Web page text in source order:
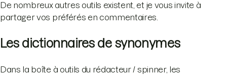
De nombreux autres outils existent, et je vous invite à
partager vos préférés en commentaires.
Les dictionnaires de synonymes
Dans la boîte à outils du rédacteur / spinner, les